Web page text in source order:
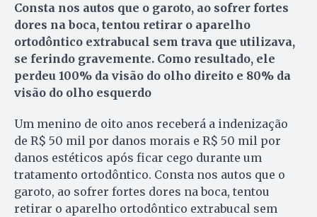
Consta nos autos que o garoto, ao sofrer fortes
dores na boca, tentou retirar o aparelho
ortodôntico extrabucal sem trava que utilizava,
se ferindo gravemente. Como resultado, ele
perdeu 100% da visão do olho direito e 80% da
visão do olho esquerdo
Um menino de oito anos receberá a indenização
de R$ 50 mil por danos morais e R$ 50 mil por
danos estéticos após ficar cego durante um
tratamento ortodôntico. Consta nos autos que o
garoto, ao sofrer fortes dores na boca, tentou
retirar o aparelho ortodôntico extrabucal sem